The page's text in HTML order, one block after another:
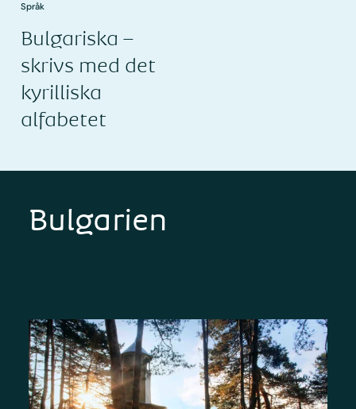
Språk
Bulgariska –
skrivs med det
kyrilliska
alfabetet
Bulgarien